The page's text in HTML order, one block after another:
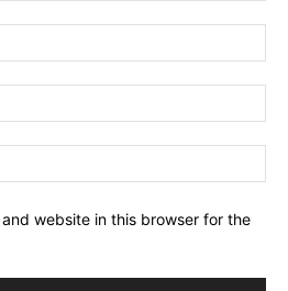
website in this browser for the